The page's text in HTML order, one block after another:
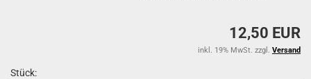
12,50 EUR
inkl. 19% MwSt. zzgl. Versand
Stück: